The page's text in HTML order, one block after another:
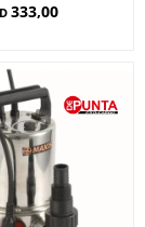
333,00